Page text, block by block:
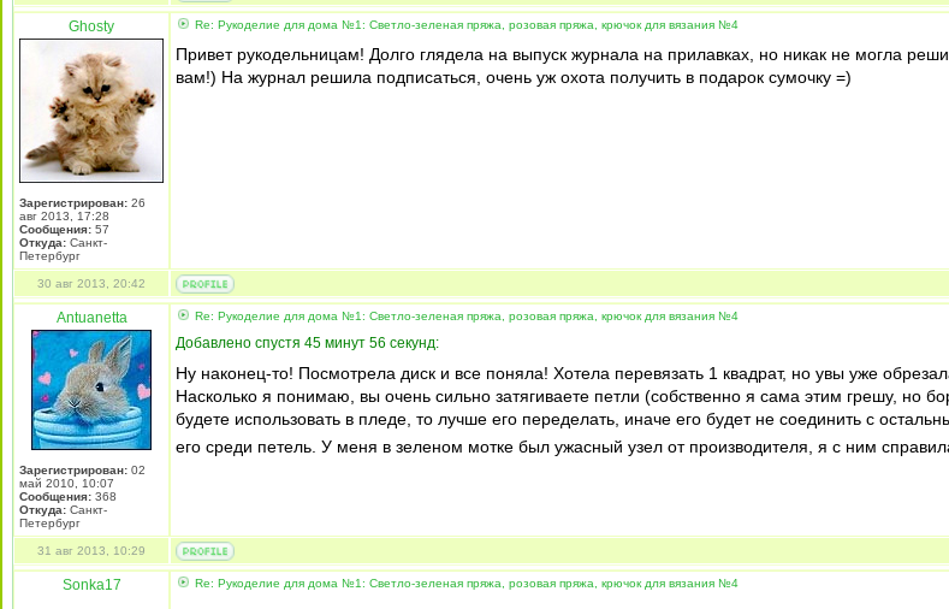
Ghosty
Зарегистрирован: 26
авг 2013, 17:28
Сообщения: 57
Откуда: Санкт-
Петербург
Re: Рукоделие для дома №1: Светло-зеленая пряжа, розовая пряжа, крючок для вязания №4
Привет рукодельницам! Долго глядела на выпуск журнала на прилавках, но никак не могла
вам!) На журнал решила подписаться, очень уж охота получить в подарок сумочку =)
30 авг 2013, 20:42
Antuanetta
Зарегистрирован: 02
май 2010, 10:07
Сообщения: 368
Откуда: Санкт-
Петербург
Re: Рукоделие для дома №1: Светло-зеленая пряжа, розовая пряжа, крючок для вязания №4
Добавлено спустя 45 минут 56 секунд:
Ну наконец-то! Посмотрела диск и все поняла! Хотела перевязать 1 квадрат, но увы уже
Насколько я понимаю, вы очень сильно затягиваете петли (собственно я сама этим грешу, но
будете использовать в пледе, то лучше его переделать, иначе его будет не соединить с
его среди петель. У меня в зеленом мотке был ужасный узел от производителя, я с ним
31 авг 2013, 10:29
Sonka17 Re: Рукоделие для дома №1: Светло-зеленая пряжа, розовая пряжа, крючок для вязания №4